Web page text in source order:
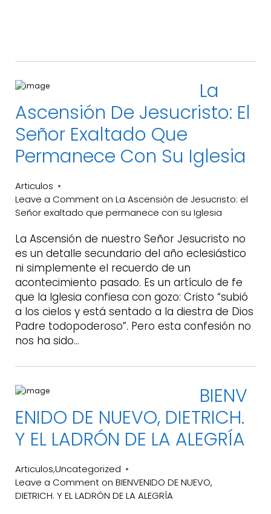
La
Ascensión De Jesucristo: El
Señor Exaltado Que
Permanece Con Su Iglesia
Articulos
Leave a Comment on La Ascensión de Jesucristo: el
Señor exaltado que permanece con su Iglesia
La Ascensión de nuestro Señor Jesucristo no
es un detalle secundario del año eclesiástico
ni simplemente el recuerdo de un
acontecimiento pasado. Es un artículo de fe
que la Iglesia confiesa con gozo: Cristo “subió
a los cielos y está sentado a la diestra de Dios
Padre todopoderoso”. Pero esta confesión no
nos ha sido…
BIENV
ENIDO DE NUEVO, DIETRICH.
Y EL LADRÓN DE LA ALEGRÍA
Articulos,Uncategorized
Leave a Comment on BIENVENIDO DE NUEVO,
DIETRICH. Y EL LADRÓN DE LA ALEGRÍA